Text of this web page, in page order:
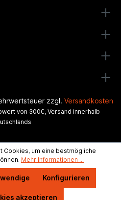
zzgl. Versandkosten
von 300€, Versand innerhalb
Cookies, um eine bestmögliche
Mehr Informationen ...
Konfigurieren
akzeptieren